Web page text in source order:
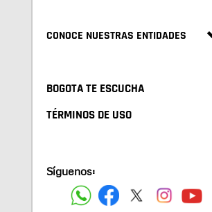
CONOCE NUESTRAS ENTIDADES
BOGOTA TE ESCUCHA
TÉRMINOS DE USO
Síguenos: